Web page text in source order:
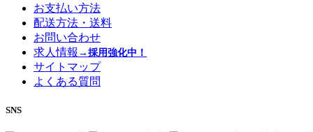
お支払い方法
配送方法・送料
お問い合わせ
求人情報 →採用強化中！
サイトマップ
よくある質問
SNS